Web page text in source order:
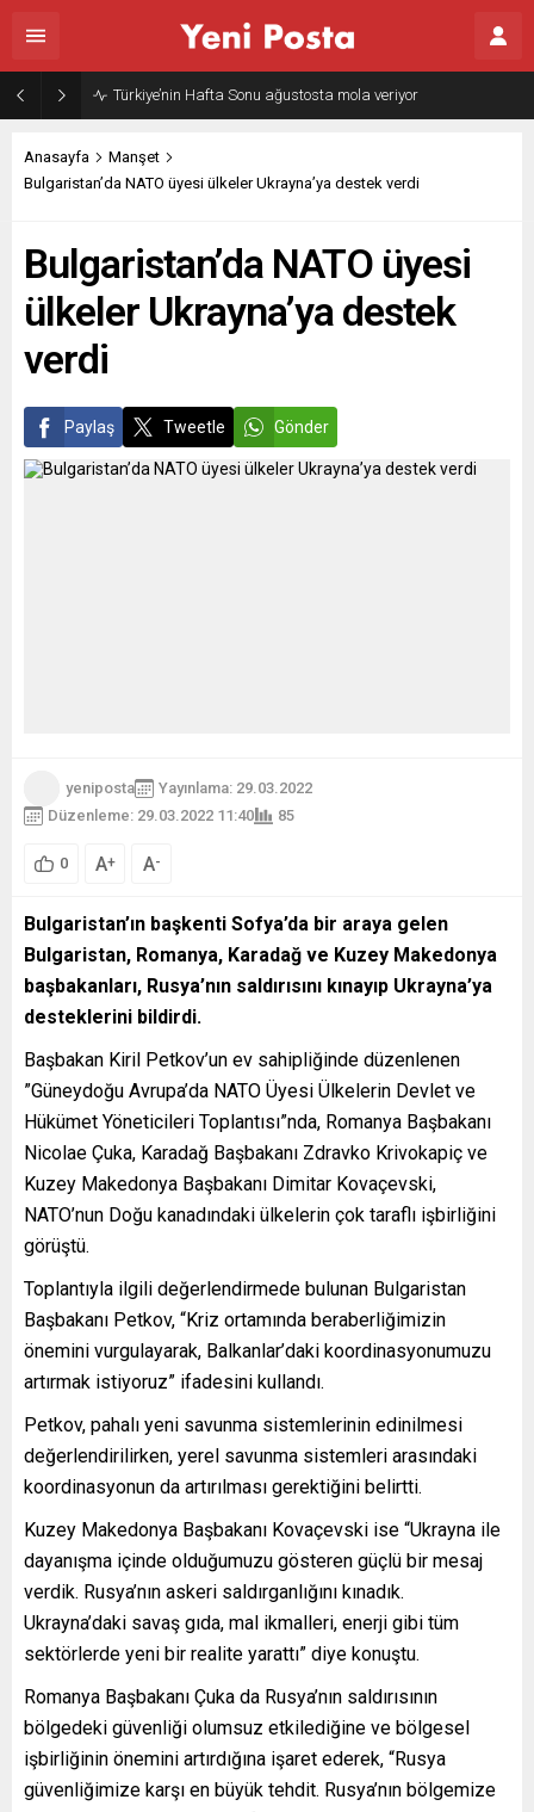
Gazze’nin geleceği: Teknokratik kontrol mü, kolonializm mi?
Anasayfa
Manşet
Bulgaristan’da NATO üyesi ülkeler Ukrayna’ya destek verdi
Bulgaristan’da NATO üyesi
ülkeler Ukrayna’ya destek
verdi
Paylaş Tweetle Gönder
yeniposta
Yayınlama: 29.03.2022
Düzenleme: 29.03.2022 11:40
85
0 A+ A-
Bulgaristan’ın başkenti Sofya’da bir araya gelen
Bulgaristan, Romanya, Karadağ ve Kuzey Makedonya
başbakanları, Rusya’nın saldırısını kınayıp Ukrayna’ya
desteklerini bildirdi.
Başbakan Kiril Petkov’un ev sahipliğinde düzenlenen
”Güneydoğu Avrupa’da NATO Üyesi Ülkelerin Devlet ve
Hükümet Yöneticileri Toplantısı”nda, Romanya Başbakanı
Nicolae Çuka, Karadağ Başbakanı Zdravko Krivokapiç ve
Kuzey Makedonya Başbakanı Dimitar Kovaçevski,
NATO’nun Doğu kanadındaki ülkelerin çok taraflı işbirliğini
görüştü.
Toplantıyla ilgili değerlendirmede bulunan Bulgaristan
Başbakanı Petkov, “Kriz ortamında beraberliğimizin
önemini vurgulayarak, Balkanlar’daki koordinasyonumuzu
artırmak istiyoruz” ifadesini kullandı.
Petkov, pahalı yeni savunma sistemlerinin edinilmesi
değerlendirilirken, yerel savunma sistemleri arasındaki
koordinasyonun da artırılması gerektiğini belirtti.
Kuzey Makedonya Başbakanı Kovaçevski ise “Ukrayna ile
dayanışma içinde olduğumuzu gösteren güçlü bir mesaj
verdik. Rusya’nın askeri saldırganlığını kınadık.
Ukrayna’daki savaş gıda, mal ikmalleri, enerji gibi tüm
sektörlerde yeni bir realite yarattı” diye konuştu.
Romanya Başbakanı Çuka da Rusya’nın saldırısının
bölgedeki güvenliği olumsuz etkilediğine ve bölgesel
işbirliğinin önemini artırdığına işaret ederek, “Rusya
güvenliğimize karşı en büyük tehdit. Rusya’nın bölgemize